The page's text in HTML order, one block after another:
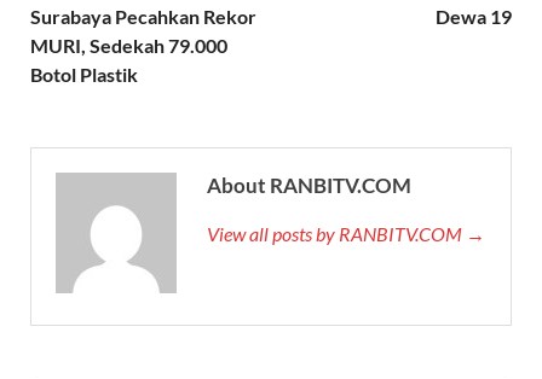
Surabaya Pecahkan Rekor
MURI, Sedekah 79.000
Botol Plastik
Dewa 19
About RANBITV.COM
View all posts by RANBITV.COM →